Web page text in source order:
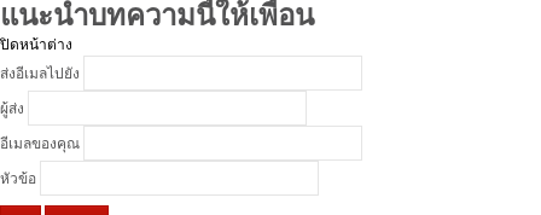
แนะนำบทความนี้ให้เพื่อน
ปิดหน้าต่าง
ส่งอีเมลไปยัง
ผู้ส่ง
อีเมลของคุณ
หัวข้อ